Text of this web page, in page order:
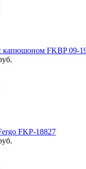
капюшоном FKBP 09-
FKP-18827